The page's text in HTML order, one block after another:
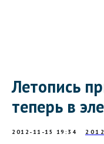
Летопись
теперь в
2012-11-15 19:34 2012